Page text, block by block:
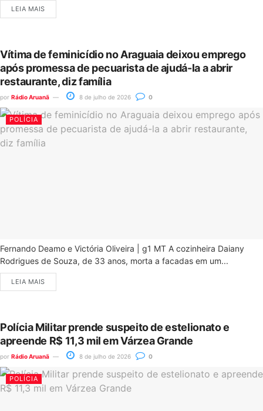
LEIA MAIS
Vítima de feminicídio no Araguaia deixou emprego
após promessa de pecuarista de ajudá-la a abrir
restaurante, diz família
por Rádio Aruanã 8 de julho de 2026 0
POLÍCIA
Fernando Deamo e Victória Oliveira | g1 MT A cozinheira Daiany
Rodrigues de Souza, de 33 anos, morta a facadas em um...
LEIA MAIS
Polícia Militar prende suspeito de estelionato e
apreende R$ 11,3 mil em Várzea Grande
por Rádio Aruanã 8 de julho de 2026 0
POLÍCIA